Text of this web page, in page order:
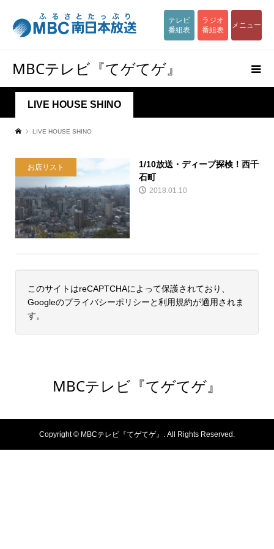
テレビ
番組表
ラジオ
番組表
メニュー
MBCテレビ『てゲてゲ』
LIVE HOUSE SHINO
LIVE HOUSE SHINO
お店リスト
1/10放送・ディープ探検！西千
石町
2018.01.10
このサイトはreCAPTCHAによって保護されており、
Googleのプライバシーポリシーと利用規約が適用されま
す。
MBCテレビ『てゲてゲ』
Copyright © MBCテレビ『てゲてゲ』. All Rights Reserved.